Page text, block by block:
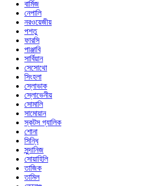
বার্মিজ
নেপালি
নরওয়েজীয়
পশতু
ফারসি
পাঞ্জাবি
সার্বিয়ান
সেসোথো
সিংহলা
স্লোভাক
স্লোভেনীয়
সোমালি
সামোয়ান
স্কটস গ্যালিক
শোনা
সিন্ধি
সুন্দানিজ
সোয়াহিলি
তাজিক
তামিল